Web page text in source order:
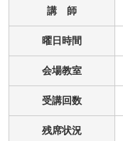
講 師
曜日時間
会場教室
受講回数
残席状況